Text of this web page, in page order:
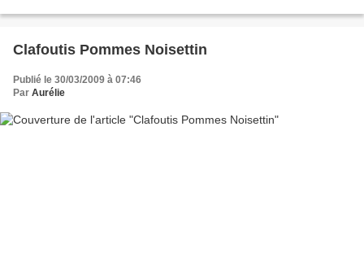
Clafoutis Pommes Noisettin
Publié le 30/03/2009 à 07:46
Par Aurélie